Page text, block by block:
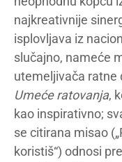
najkreativnije
isplovljava iz
slučajno, nameće
utemeljivača ratne
Umeće ratovanja,
kao inspirativno;
se citirana misao
koristiš“) odnosi